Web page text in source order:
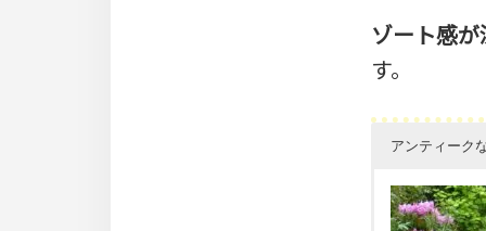
ゾート感
す。
アンティーク